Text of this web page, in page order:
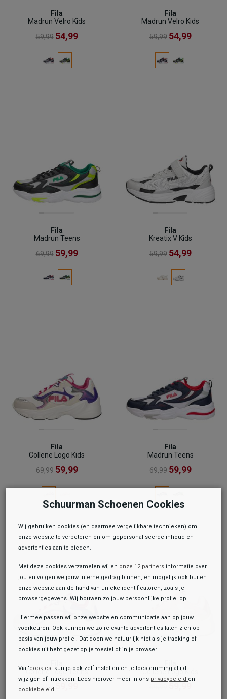
Toegevoegd aan je winkeltas!
Fila
Madrun Velro Kids
59,99 54,99
Fila
Madrun Velro Kids
59,99 54,99
Fila
Madrun Teens
69,99 59,99
Fila
Kreatix V Kids
59,99 54,99
Fila
Collene Logo Kids
69,99 59,99
Fila
Madrun Teens
69,99 59,99
Collene Logo Teens
69,99
Collene Logo Kids
Schuurman Schoenen Cookies
Wij gebruiken cookies (en daarmee vergelijkbare technieken) om
onze website te verbeteren en om gepersonaliseerde inhoud en
advertenties aan te bieden.
Met deze cookies verzamelen wij en onze 12 partners informatie over
jou en volgen we jouw internetgedrag binnen, en mogelijk ook buiten
onze website aan de hand van unieke identificatoren, zoals je
browsergegevens. Wij bouwen zo jouw persoonlijke profiel op.
Hiermee passen wij onze website en communicatie aan op jouw
voorkeuren. Ook kunnen we zo relevante advertenties laten zien op
basis van jouw profiel. Dat doen we natuurlijk niet als je tracking of
cookies uit hebt gezet op je toestel of in je browser.
Via 'cookies' kun je ook zelf instellen en je toestemming altijd
wijzigen of intrekken. Lees hierover meer in ons privacybeleid en
cookiebeleid.